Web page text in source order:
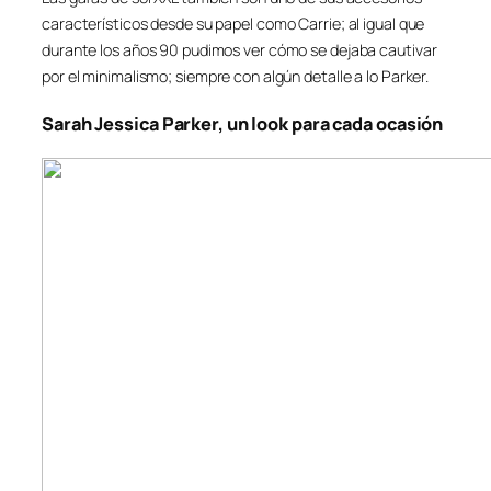
característicos desde su papel como Carrie; al igual que
durante los años 90 pudimos ver cómo se dejaba cautivar
por el minimalismo; siempre con algún detalle a lo Parker.
Sarah Jessica Parker, un look para cada ocasión